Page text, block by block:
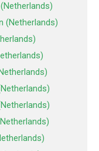
(Netherlands)
(Netherlands)